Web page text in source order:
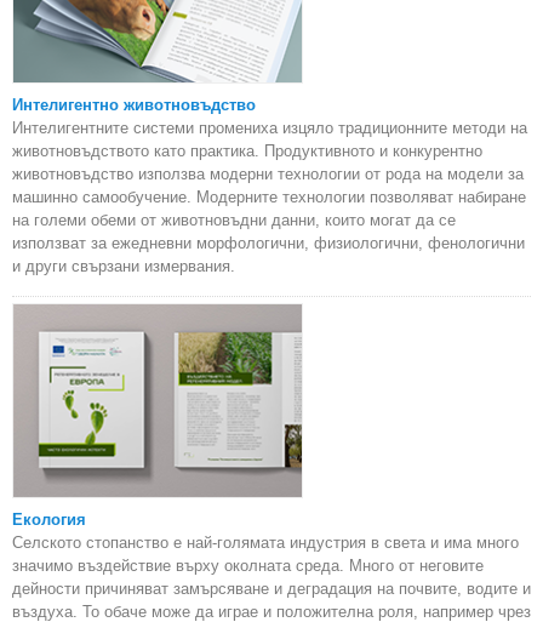
Интелигентно животновъдство
Интелигентните системи промениха изцяло традиционните методи на
животновъдството като практика. Продуктивното и конкурентно
животновъдство използва модерни технологии от рода на модели за
машинно самообучение. Модерните технологии позволяват набиране
на големи обеми от животновъдни данни, които могат да се
използват за ежедневни морфологични, физиологични, фенологични
и други свързани измервания.
Екология
Селското стопанство е най-голямата индустрия в света и има много
значимо въздействие върху околната среда. Много от неговите
дейности причиняват замърсяване и деградация на почвите, водите и
въздуха. То обаче може да играе и положителна роля, например чрез